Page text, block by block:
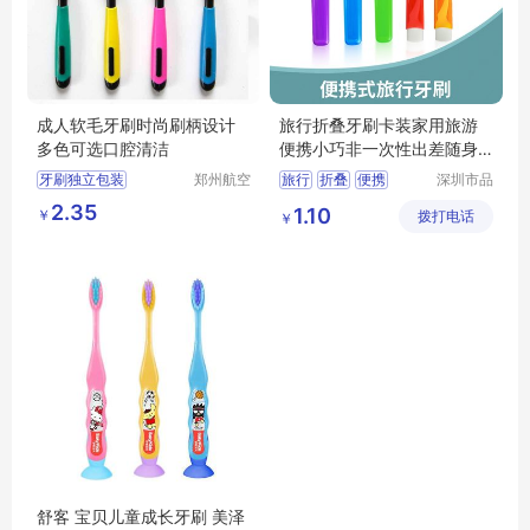
成人软毛牙刷时尚刷柄设计
多色可选口腔清洁
牙刷独立包装
牙刷多色
舒适时尚刷柄
郑州航空
￥ 2.35
旅行折叠牙刷卡装家用旅游
便携小巧非一次性出差随身
超细软毛牙刷
旅行 折叠 便携
深圳市品
物科技有
￥ 1.10 拨打电话
舒客 宝贝儿童成长牙刷 美泽